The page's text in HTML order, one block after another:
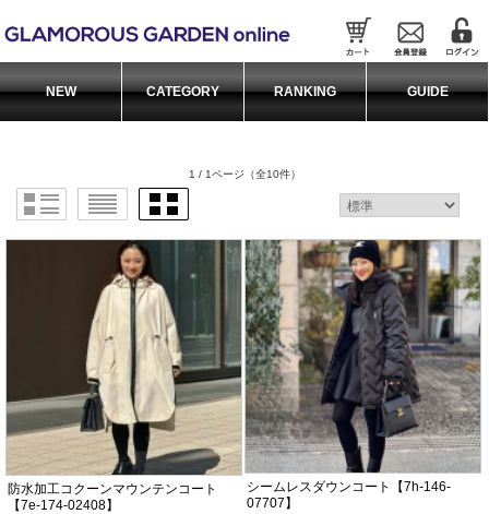
1 / 1ページ （全10件）
防水加工コクーンマウンテンコート
【7e-174-02408】
シームレスダウンコート【7h-146-
07707】